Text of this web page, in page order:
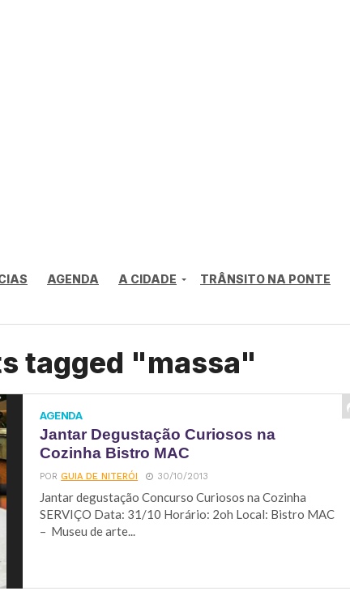
AGENDA A CIDADE TRÂNSITO NA PONTE
tagged "massa"
AGENDA
Jantar Degustação Curiosos na
Cozinha Bistro MAC
PORGUIA DE NITERÓI 30/10/2013
Jantar degustação Concurso Curiosos na Cozinha
SERVIÇO Data: 31/10 Horário: 2oh Local: Bistro MAC
– Museu de arte...